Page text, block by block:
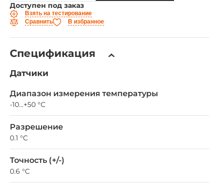
Доступен под заказ
Взять на тестирование
Сравнить
В избранное
Спецификация
Датчики
Диапазон измерения температуры
-10...+50 °С
Разрешение
0.1 °C
Точность (+/-)
0.6 °C